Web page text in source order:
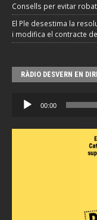
Consells per evitar
El Ple desestima la
i modifica el contracte de
RÀDIO DESVERN EN
Reproductor
d'àudio
00:00